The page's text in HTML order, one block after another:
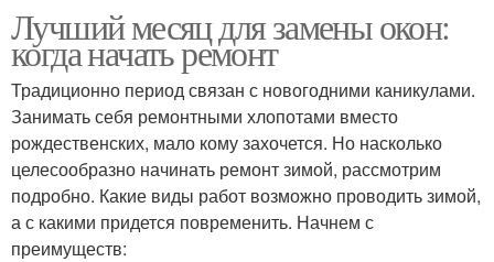
Лучший месяц для замены окон:
когда начать ремонт
Традиционно период связан с новогодними каникулами.
Занимать себя ремонтными хлопотами вместо
рождественских, мало кому захочется. Но насколько
целесообразно начинать ремонт зимой, рассмотрим
подробно. Какие виды работ возможно проводить зимой,
а с какими придется повременить. Начнем с
преимуществ: